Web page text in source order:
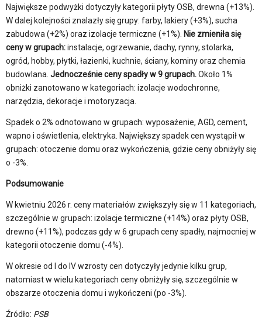
Największe podwyżki dotyczyły kategorii płyty OSB, drewna (+13%).
W dalej kolejności znalazły się grupy: farby, lakiery (+3%), sucha
zabudowa (+2%) oraz izolacje termiczne (+1%). Nie zmieniła się
ceny w grupach:instalacje, ogrzewanie, dachy, rynny, stolarka,
ogród, hobby, płytki, łazienki, kuchnie, ściany, kominy oraz chemia
budowlana. Jednocześnie ceny spadły w 9 grupach.Około 1%
obniżki zanotowano w kategoriach: izolacje wodochronne,
narzędzia, dekoracje i motoryzacja.
Spadek o 2% odnotowano w grupach: wyposażenie, AGD, cement,
wapno i oświetlenia, elektryka. Największy spadek cen wystąpił w
grupach: otoczenie domu oraz wykończenia, gdzie ceny obniżyły się
o -3%.
Podsumowanie
W kwietniu 2026 r. ceny materiałów zwiększyły się w 11 kategoriach,
szczególnie w grupach: izolacje termiczne (+14%) oraz płyty OSB,
drewno (+11%), podczas gdy w 6 grupach ceny spadły, najmocniej w
kategorii otoczenie domu (-4%).
W okresie od I do IV wzrosty cen dotyczyły jedynie kilku grup,
natomiast w wielu kategoriach ceny obniżyły się, szczególnie w
obszarze otoczenia domu i wykończeni (po -3%).
Źródło: PSB